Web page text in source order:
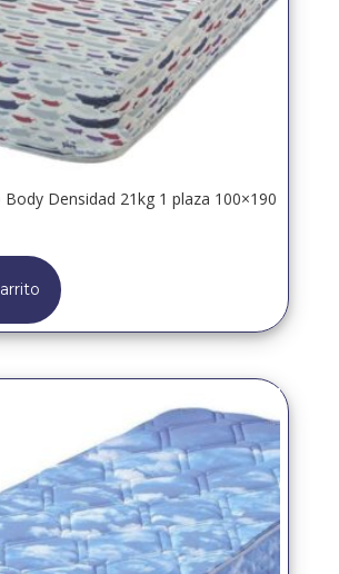
Densidad 21kg 1 plaza 100×190